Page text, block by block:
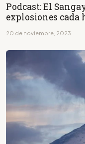
Podcast: El
explosiones cada
20 de noviembre, 2023